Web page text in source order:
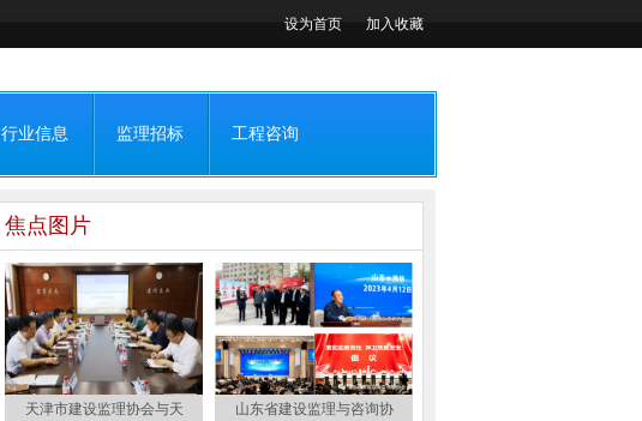
设为首页 加入收藏
行业信息 监理招标 工程咨询
焦点图片
天津市建设监理协会与天 山东省建设监理与咨询协